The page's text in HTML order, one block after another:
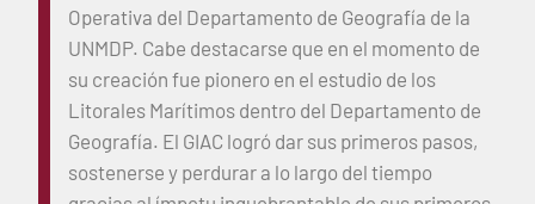
Operativa del Departamento de Geografía de la
UNMDP. Cabe destacarse que en el momento de
su creación fue pionero en el estudio de los
Litorales Marítimos dentro del Departamento de
Geografía. El GIAC logró dar sus primeros pasos,
sostenerse y perdurar a lo largo del tiempo